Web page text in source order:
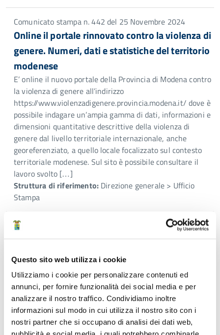
Questo sito web utilizza i cookie
Utilizziamo i cookie per personalizzare contenuti ed
annunci, per fornire funzionalità dei social media e per
analizzare il nostro traffico. Condividiamo inoltre
informazioni sul modo in cui utilizza il nostro sito con i
nostri partner che si occupano di analisi dei dati web,
Comunicato stampa n. 442 del 25 Novembre 2024
Online il portale rinnovato contro la violenza di
genere. Numeri, dati e statistiche del territorio
modenese
E’ online il nuovo portale della Provincia di Modena contro
la violenza di genere all’indirizzo
https://www.violenzadigenere.provincia.modena.it/ dove è
possibile indagare un’ampia gamma di dati, informazioni e
dimensioni quantitative descrittive della violenza di
genere dal livello territoriale internazionale, anche
georeferenziato, a quello locale focalizzato sul contesto
territoriale modenese. Sul sito è possibile consultare il
lavoro svolto […]
Struttura di riferimento: Direzione generale > Ufficio
Stampa
Comunicato stampa n. 441 del 25 Novembre 2024
Femminicidio di madre e figlia a Castelfranco
Emilia. La Provincia parte civile: “Proventi per
la prevenzione”
«Utilizzare quanto ci verrà riconosciuto per potenziare
attività e iniziative finalizzate alla prevenzione ed al
contrasto della violenza nei confronti delle donne, perché
crediamo fortemente che attraverso l’educazione al
rispetto sia determinante per contrastare il drammatico